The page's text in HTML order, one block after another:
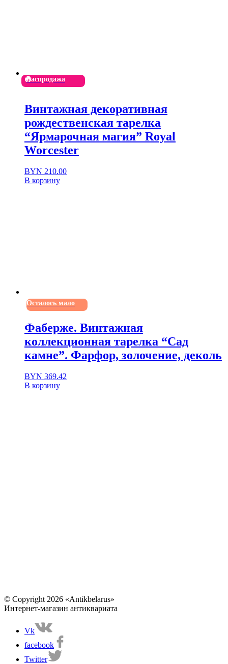
Распродажа
Винтажная декоративная
рождественская тарелка
“Ярмарочная магия” Royal
Worcester
Первоначальная
цена
BYN 210.00Текущая
В корзину
Осталось мало
Фаберже. Винтажная
коллекционная тарелка “Сад
камне”. Фарфор, золочение, деколь
BYN 369.42
В корзину
© Copyright 2026 «Antikbelarus»
Интернет-магазин антиквариата
Vk
facebook
Twitter